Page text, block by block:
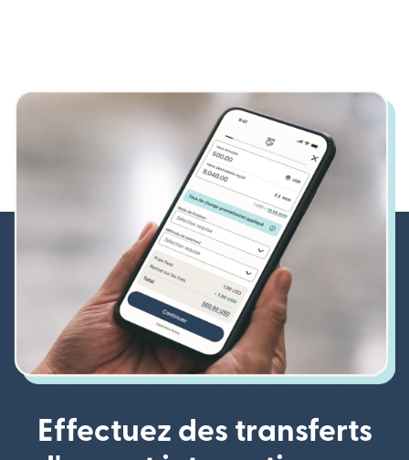
Effectuez des transferts